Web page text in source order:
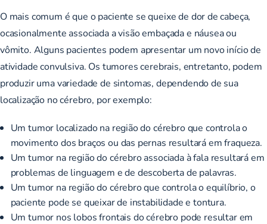
O mais comum é que o paciente se queixe de dor de cabeça,
ocasionalmente associada a visão embaçada e náusea ou
vômito. Alguns pacientes podem apresentar um novo início de
atividade convulsiva. Os tumores cerebrais, entretanto, podem
produzir uma variedade de sintomas, dependendo de sua
localização no cérebro, por exemplo:
Um tumor localizado na região do cérebro que controla o
movimento dos braços ou das pernas resultará em fraqueza.
Um tumor na região do cérebro associada à fala resultará em
problemas de linguagem e de descoberta de palavras.
Um tumor na região do cérebro que controla o equilíbrio, o
paciente pode se queixar de instabilidade e tontura.
Um tumor nos lobos frontais do cérebro pode resultar em